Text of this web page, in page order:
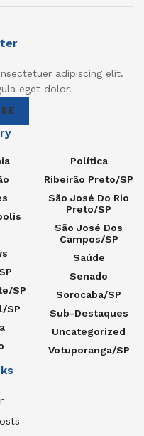
adipiscing elit.
eget dolor.
SP
SP
Política
Ribeirão Preto/SP
São José Do Rio
Preto/SP
São José Dos
Campos/SP
Saúde
Senado
Sorocaba/SP
Sub-Destaques
Uncategorized
Votuporanga/SP